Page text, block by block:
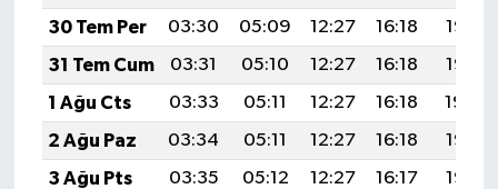
30 Tem Per
03:30 05:09 12:27 16:18
19:36
31 Tem Cum
03:31 05:10 12:27 16:18
19:35
1 Ağu Cts
03:33 05:11 12:27 16:18
19:34
2 Ağu Paz
03:34 05:11 12:27 16:18
19:33
3 Ağu Pts
03:35 05:12 12:27 16:17
19:32